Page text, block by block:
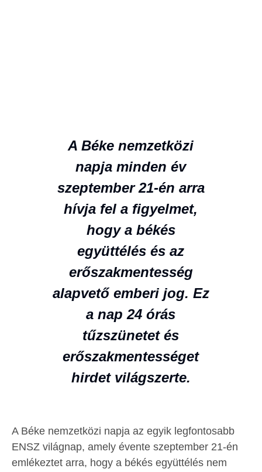
A Béke nemzetközi
napja minden év
szeptember 21-én arra
hívja fel a figyelmet,
hogy a békés
együttélés és az
erőszakmentesség
alapvető emberi jog. Ez
a nap 24 órás
tűzszünetet és
erőszakmentességet
hirdet világszerte.
A Béke nemzetközi napja az egyik legfontosabb
ENSZ világnap, amely évente szeptember 21-én
emlékeztet arra, hogy a békés együttélés nem